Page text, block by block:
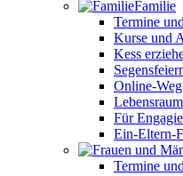
Familie
Termine
Kurse und
Kess
Online-Weg
Für
Ein-Eltern-
Termine